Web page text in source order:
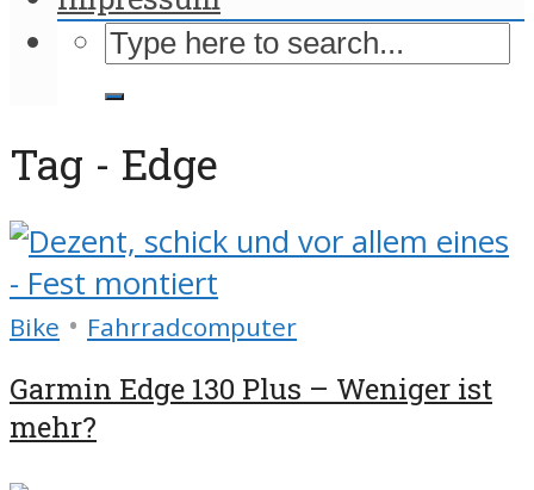
Tag - Edge
Bike • Fahrradcomputer
Garmin Edge 130 Plus – Weniger ist
mehr?